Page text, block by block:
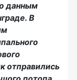
данным
В
отправились